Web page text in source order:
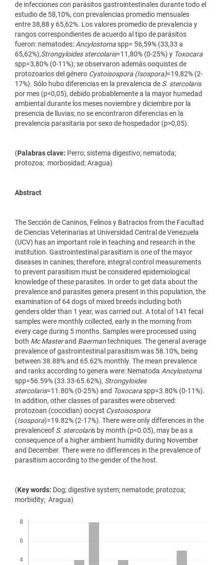
de infecciones con parásitos gastrointestinales durante todo el
estudio de 58,10%, con prevalencias promedio mensuales
entre 38,88 y 65,62%. Los valores promedio de prevalencia y
rangos correspondientes de acuerdo al tipo de parásitos
fueron: nematodes:Ancylostomaspp= 56,59% (33,33 a
65,62%),Strongyloides stercolaris=11,80% (0-25%) y Toxocara
spp=3,80% (0-11%); se observaron además ooquistes de
protozoarios del género Cystoisospora (Isospora)=19,82% (2-
17%). Sólo hubo diferencias en la prevalencia de S. stercolaris
por mes (p<0,05), debido probablemente a la mayor humedad
ambiental durante los meses noviembre y diciembre por la
presencia de lluvias; no se encontraron diferencias en la
prevalencia parasitaria por sexo de hospedador (p>0,05).
(Palabras clave: Perro; sistema digestivo; nematoda;
protozoa; morbosidad; Aragua)
Abstract
The Sección de Caninos, Felinos y Batracios from the Facultad
de Ciencias Veterinarias at Universidad Central de Venezuela
(UCV) has an important role in teaching and research in the
institution. Gastrointestinal parasitism is one of the mayor
diseases in canines; therefore, integral control measurements
to prevent parasitism must be considered epidemiological
knowledge of these parasites. In order to get data about the
prevalence and parasites genera present in this population, the
examination of 64 dogs of mixed breeds including both
genders older than 1 year, was carried out. A total of 141 fecal
samples were monthly collected, early in the morning from
every cage during 5 months. Samples were processed using
both Mc Masterand Baermantechniques. The general average
prevalence of gastrointestinal parasitism was 58.10%, being
between 38.88% and 65.62% monthly. The mean prevalence
and ranks according to genera were: Nematoda Ancylostoma
spp=56.59% (33.33-65.62%), Strongyloides
stercolaris=11.80% (0-25%) and Toxocaraspp=3.80% (0-11%).
In addition, other classes of parasites were observed:
protozoan (coccidian) oocyst Cystoisospora
(Isospora)=19.82% (2-17%). There were only differences in the
prevalenceof S. stercolaris by month (p<0.05), may be as a
consequence of a higher ambient humidity during November
and December. There were no differences in the prevalence of
parasitism according to the gender of the host.
(Key words: Dog; digestive system; nematode; protozoa;
morbidity; Aragua)